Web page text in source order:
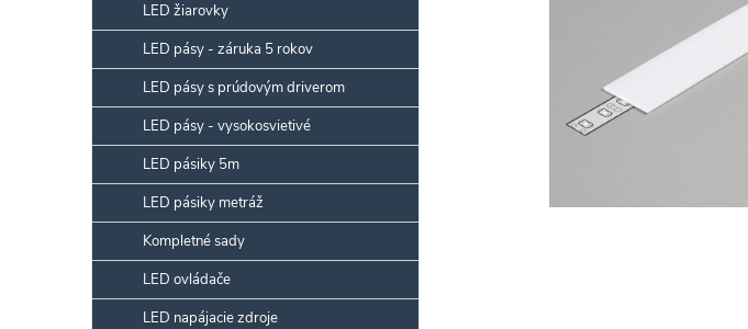
a
n
e
LED žiarovky
LED pásy - záruka 5 rokov
LED pásy s prúdovým driverom
LED pásy - vysokosvietivé
LED pásiky 5m
LED pásiky metráž
Kompletné sady
LED ovládače
LED napájacie zdroje